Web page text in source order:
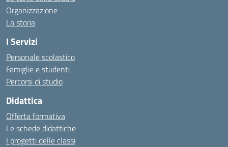
Organizzazione
La storia
I Servizi
Personale scolastico
Famiglie e studenti
Percorsi di studio
Didattica
Offerta formativa
Le schede didattiche
I progetti delle classi